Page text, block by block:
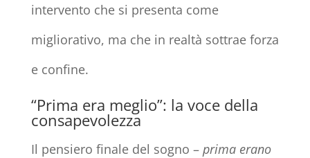
intervento che si presenta come
migliorativo, ma che in realtà sottrae forza
e confine.
“Prima era meglio”: la voce della
consapevolezza
Il pensiero finale del sogno – prima erano